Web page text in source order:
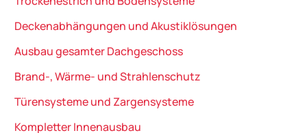
Decken­ab­häng­ungen und Akustik­lösungen
Ausbau gesamter Dachgeschoss
Brand-, Wärme- und Strahlenschutz
Türensysteme und Zargen­systeme
Kompletter ­Innen­ausbau